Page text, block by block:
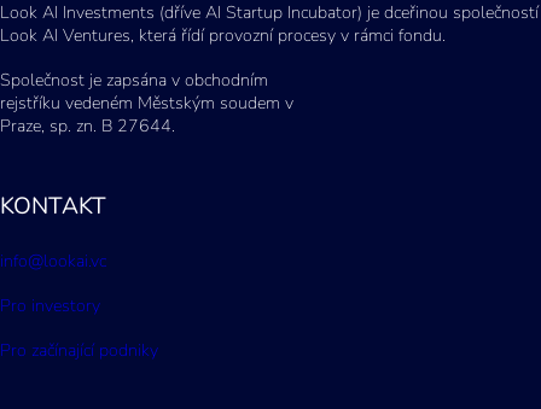
Look AI Investments (dříve AI Startup Incubator) je dceřinou společností
Look AI Ventures, která řídí provozní procesy v rámci fondu.
Společnost je zapsána v obchodním
rejstříku vedeném Městským soudem v
Praze, sp. zn. B 27644.
KONTAKT
info@lookai.vc
Pro investory
Pro začínající podniky